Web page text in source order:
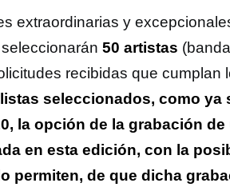
extraordinarias y
50 artistas
recibidas que cumplan
seleccionados, como ya
la opción de la grabación
en esta edición, con la
permiten, de que dicha